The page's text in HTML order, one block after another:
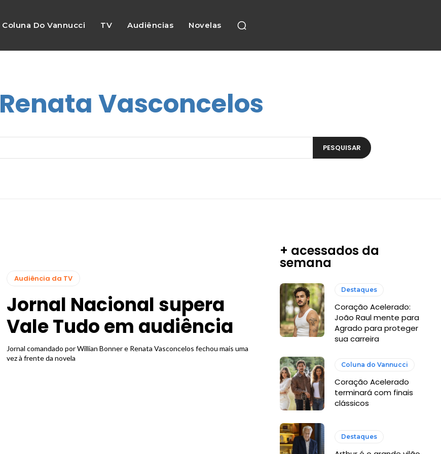
Coluna Do Vannucci TV Audiências Novelas
Renata Vasconcelos
PESQUISAR
Audiência da TV
Jornal Nacional supera
Vale Tudo em audiência
Jornal comandado por Willian Bonner e Renata Vasconcelos fechou mais uma
vez à frente da novela
+ acessados da
semana
Destaques
Coração Acelerado:
João Raul mente para
Agrado para proteger
sua carreira
Coluna do Vannucci
Coração Acelerado
terminará com finais
clássicos
Destaques